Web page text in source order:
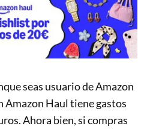
seas usuario de Amazon
Amazon Haul tiene gastos
Ahora bien, si compras